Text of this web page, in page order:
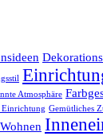
Atmosphäre
Einrichtung Gemütliches